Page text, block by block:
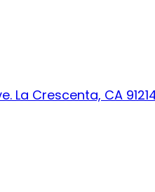
La Crescenta, CA